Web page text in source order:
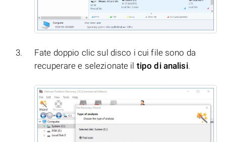
Fate doppio clic sul disco i cui file sono da
recuperare e selezionate il tipo di analisi.